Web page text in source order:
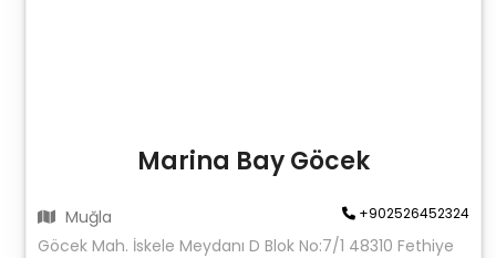
Marina Bay Göcek
Muğla +902526452324
Göcek Mah. İskele Meydanı D Blok No:7/1 48310 Fethiye